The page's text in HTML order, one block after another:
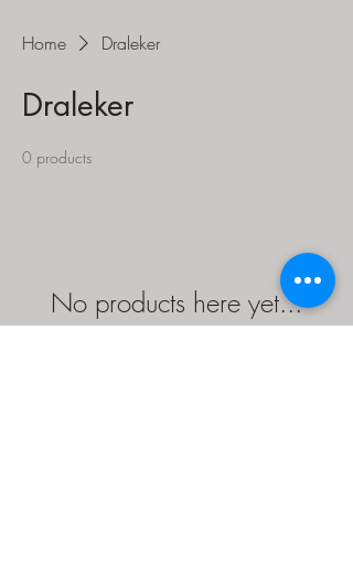
Home Draleker
Draleker
0 products
No products here yet...